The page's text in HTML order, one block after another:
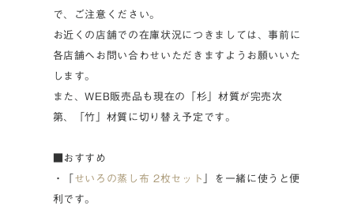
で、ご注意ください。
お近くの店舗での在庫状況につきましては、事前に
各店舗へお問い合わせいただきますようお願いいた
します。
また、WEB販売品も現在の「杉」材質が完売次
第、「竹」材質に切り替え予定です。
■おすすめ
・「 せいろの蒸し布 2枚セット
」を一緒に使うと便
利です。